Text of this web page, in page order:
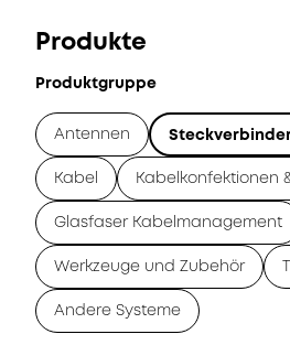
Produkte
Produktgruppe
Antennen
Kabel Kabelkonfektionen
Glasfaser Kabelmanagement
Werkzeuge und Zubehör
Andere Systeme